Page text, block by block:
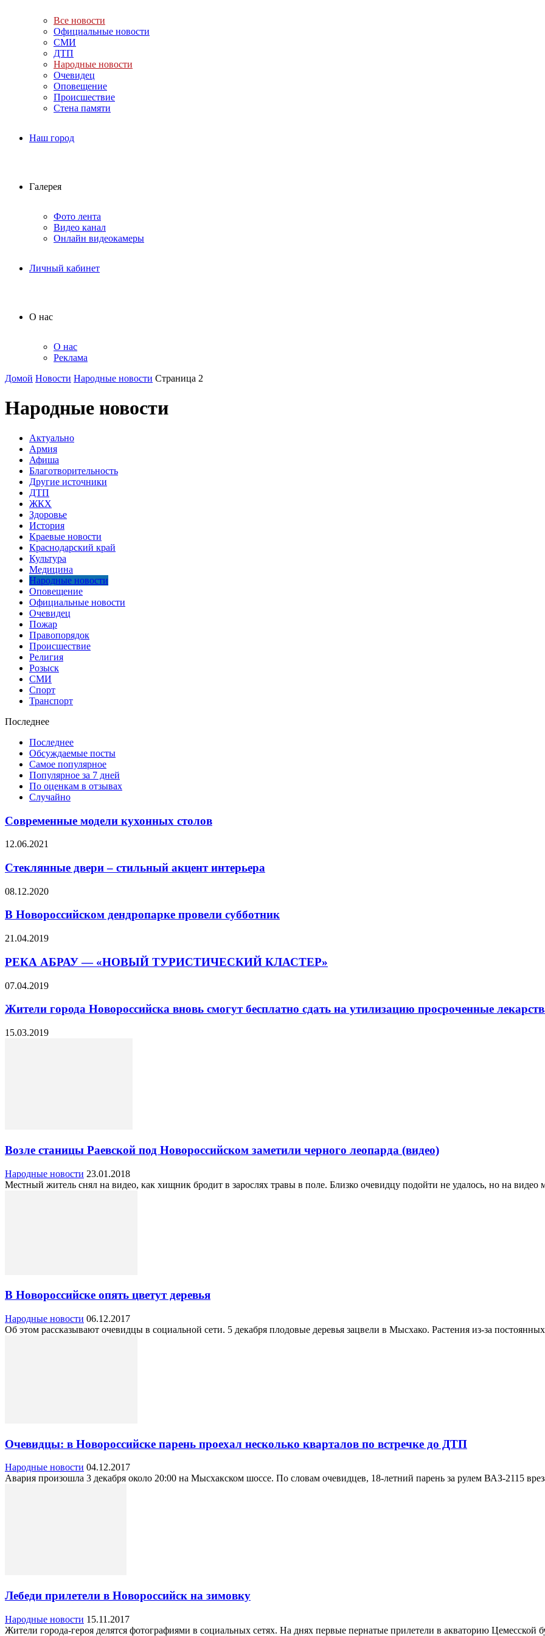
Все новости
Официальные новости
СМИ
ДТП
Народные новости
Очевидец
Оповещение
Происшествие
Стена памяти
Наш город
Галерея
Фото лента
Видео канал
Онлайн видеокамеры
Личный кабинет
О нас
О нас
Реклама
Домой Новости Народные новости Страница 2
Народные новости
Актуально
Армия
Афиша
Благотворительность
Другие источники
ДТП
ЖКХ
Здоровье
История
Краевые новости
Краснодарский край
Культура
Медицина
Народные новости
Оповещение
Официальные новости
Очевидец
Пожар
Правопорядок
Происшествие
Религия
Розыск
СМИ
Спорт
Транспорт
Последнее
Последнее
Обсуждаемые посты
Самое популярное
Популярное за 7 дней
По оценкам в отзывах
Случайно
Современные модели кухонных столов
12.06.2021
Стеклянные двери – стильный акцент интерьера
08.12.2020
В Новороссийском дендропарке провели субботник
21.04.2019
РЕКА АБРАУ — «НОВЫЙ ТУРИСТИЧЕСКИЙ КЛАСТЕР»
07.04.2019
Жители города Новороссийска вновь смогут бесплатно сдать на утилизацию просроченные
15.03.2019
Возле станицы Раевской под Новороссийском заметили черного леопарда (видео)
Народные новости 23.01.2018
Местный житель снял на видео, как хищник бродит в зарослях травы в поле. Близко очевидцу подойти не удалось, но на видео
В Новороссийске опять цветут деревья
Народные новости 06.12.2017
Об этом рассказывают очевидцы в социальной сети. 5 декабря плодовые деревья зацвели в Мысхако. Растения из-за
Очевидцы: в Новороссийске парень проехал несколько кварталов по встречке до ДТП
Народные новости 04.12.2017
Авария произошла 3 декабря около 20:00 на Мысхакском шоссе. По словам очевидцев, 18-летний парень за рулем ВАЗ-2115
Лебеди прилетели в Новороссийск на зимовку
Народные новости 15.11.2017
Жители города-героя делятся фотографиями в социальных сетях. На днях первые пернатые прилетели в акваторию